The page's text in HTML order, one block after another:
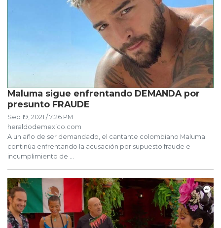
Maluma sigue enfrentando DEMANDA por
presunto FRAUDE
Sep 19, 2021 / 7:26 PM
heraldodemexico.com
A un año de ser demandado, el cantante colombiano Maluma
continúa enfrentando la acusación por supuesto fraude e
incumplimiento de ...